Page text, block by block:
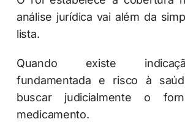
análise jurídica vai além da
lista.
Quando existe
fundamentada e risco à
buscar judicialmente o
medicamento.